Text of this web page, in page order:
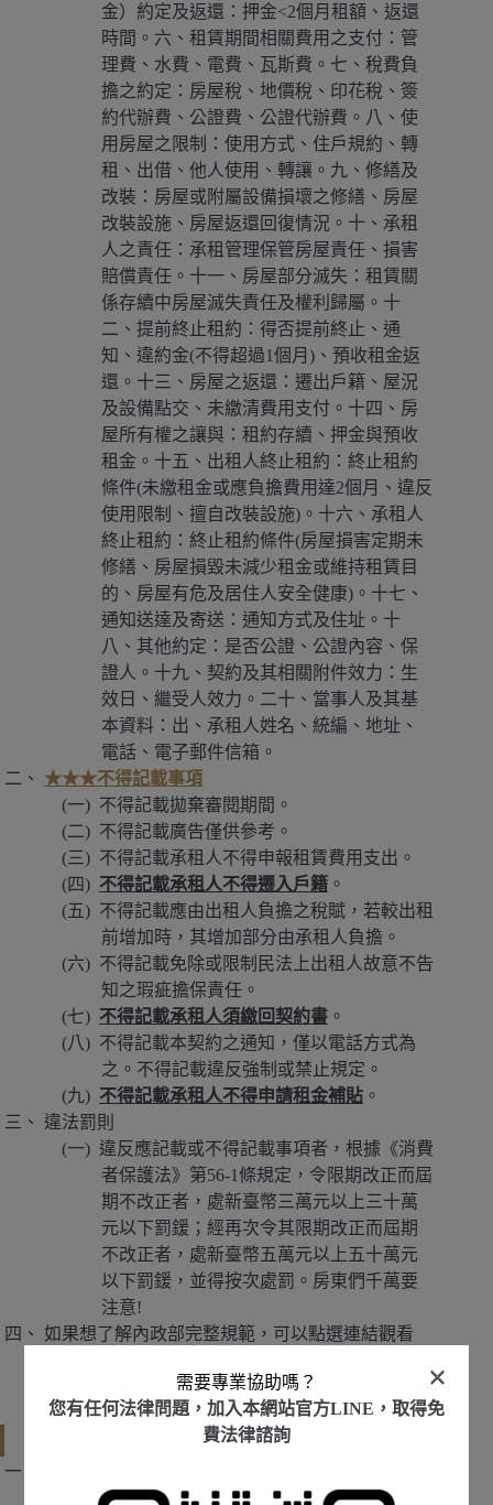
金）約定及返還：押金<2個月租額、返還
時間。六、租賃期間相關費用之支付：管
理費、水費、電費、瓦斯費。七、稅費負
擔之約定：房屋稅、地價稅、印花稅、簽
約代辦費、公證費、公證代辦費。八、使
用房屋之限制：使用方式、住戶規約、轉
租、出借、他人使用、轉讓。九、修繕及
改裝：房屋或附屬設備損壞之修繕、房屋
改裝設施、房屋返還回復情況。十、承租
人之責任：承租管理保管房屋責任、損害
賠償責任。十一、房屋部分滅失：租賃關
係存續中房屋滅失責任及權利歸屬。十
二、提前終止租約：得否提前終止、通
知、違約金(不得超過1個月)、預收租金返
還。十三、房屋之返還：遷出戶籍、屋況
及設備點交、未繳清費用支付。十四、房
屋所有權之讓與：租約存續、押金與預收
租金。十五、出租人終止租約：終止租約
條件(未繳租金或應負擔費用達2個月、違反
使用限制、擅自改裝設施)。十六、承租人
終止租約：終止租約條件(房屋損害定期未
修繕、房屋損毀未減少租金或維持租賃目
的、房屋有危及居住人安全健康)。十七、
通知送達及寄送：通知方式及住址。十
八、其他約定：是否公證、公證內容、保
證人。十九、契約及其相關附件效力：生
效日、繼受人效力。二十、當事人及其基
本資料：出、承租人姓名、統編、地址、
電話、電子郵件信箱。
★★★不得記載事項
不得記載拋棄審閱期間。
不得記載廣告僅供參考。
不得記載承租人不得申報租賃費用支出。
不得記載承租人不得遷入戶籍 。
不得記載應由出租人負擔之稅賦，若較出租
前增加時，其增加部分由承租人負擔。
不得記載免除或限制民法上出租人故意不告
知之瑕疵擔保責任。
不得記載承租人須繳回契約書 。
不得記載本契約之通知，僅以電話方式為
之。不得記載違反強制或禁止規定。
不得記載承租人不得申請租金補貼 。
違法罰則
違反應記載或不得記載事項者，根據《消費
者保護法》第56-1條規定，令限期改正而屆
期不改正者，處新臺幣三萬元以上三十萬
元以下罰鍰；經再次令其限期改正而屆期
不改正者，處新臺幣五萬元以上五十萬元
以下罰鍰，並得按次處罰。房東們千萬要
注意!
如果想了解內政部完整規範，可以點選連結觀看
房屋出租，房東須特別注意的租賃條款
如果未特別規範，就租賃標的使用時發生火
需要專業協助嗎？
您有任何法律問題，加入本網站官方LINE，取得免
費法律諮詢
×